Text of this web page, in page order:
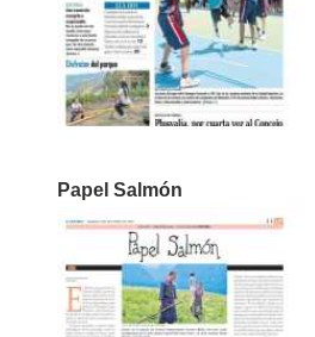
Papel Salmón